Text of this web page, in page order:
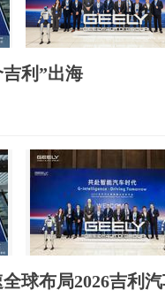
利”出海
球布局2026吉利